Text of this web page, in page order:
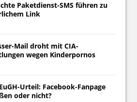
Paketdienst-SMS führen zu
Link
Mail droht mit CIA-
wegen Kinderpornos
Urteil: Facebook-Fanpage
oder nicht?